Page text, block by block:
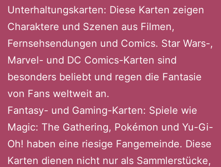
Unterhaltungskarten: Diese Karten zeigen
Charaktere und Szenen aus Filmen,
Fernsehsendungen und Comics. Star Wars-,
Marvel- und DC Comics-Karten sind
besonders beliebt und regen die Fantasie
von Fans weltweit an.
Fantasy- und Gaming-Karten: Spiele wie
Magic: The Gathering, Pokémon und Yu-Gi-
Oh! haben eine riesige Fangemeinde. Diese
Karten dienen nicht nur als Sammlerstücke,